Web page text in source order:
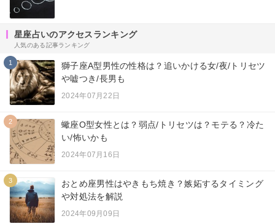
星座占いのアクセスランキング
人気のある記事ランキング
1
獅子座A型男性の性格は？追いかける女/夜/トリセツ
や嘘つき/長男も
2024年07月22日
2
蠍座O型女性とは？弱点/トリセツは？モテる？冷た
い/怖いかも
2024年07月16日
3
おとめ座男性はやきもち焼き？嫉妬するタイミング
や対処法を解説
2024年09月09日